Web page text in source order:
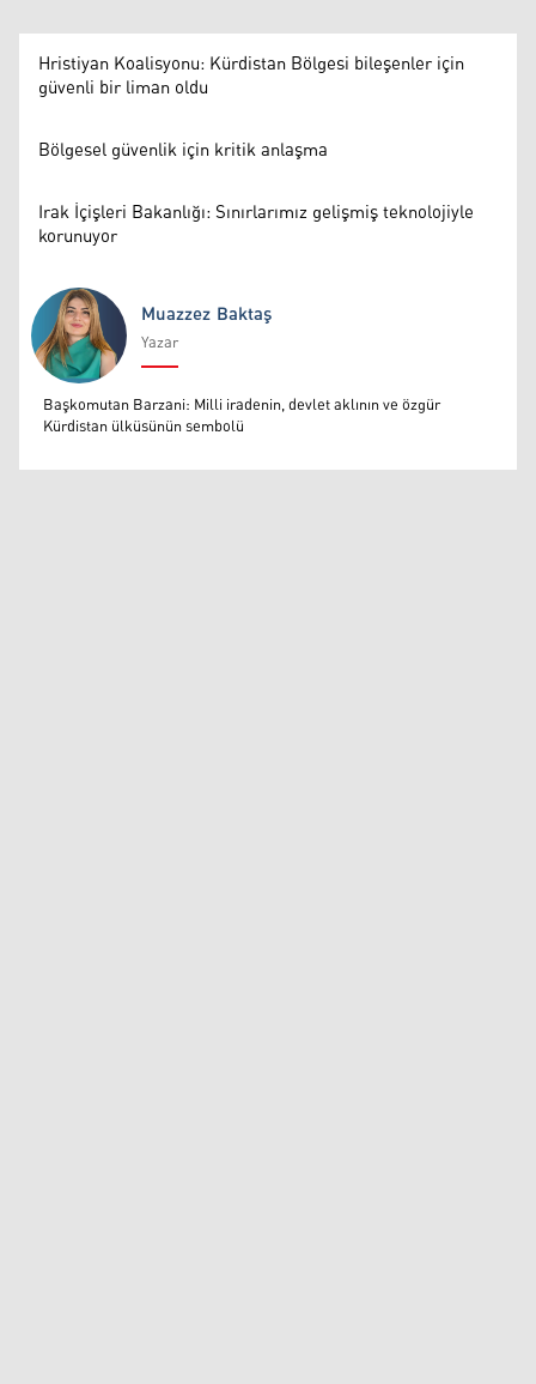
Hristiyan Koalisyonu: Kürdistan Bölgesi bileşenler için
güvenli bir liman oldu
Bölgesel güvenlik için kritik anlaşma
Irak İçişleri Bakanlığı: Sınırlarımız gelişmiş teknolojiyle
korunuyor
Muazzez Baktaş
Muazzez Baktaş
Yazar
Başkomutan Barzani: Milli iradenin, devlet aklının ve özgür
Kürdistan ülküsünün sembolü